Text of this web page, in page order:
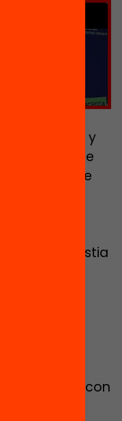
familias
de los y
que
de
son las
su angustia
hacer
de
que
con
taller de